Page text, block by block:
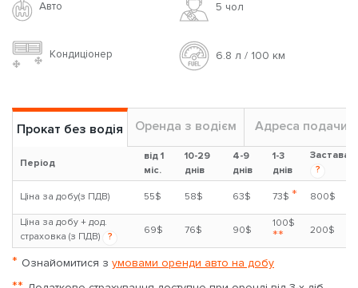
Авто 5 чoл
Кондиціонер 6.8 л / 100 км
Прокат без водія Оренда з водієм Адреса подачи
Період
від 1
міс.
10-29
днів
4-9
днів
1-3
днів
Застава
?
Ціна за добу(з ПДВ) 55$ 58$ 63$ 73$ * 800$
Ціна за добу + дод.
страховка (з ПДВ)
?
69$ 76$ 90$
100$
** 200$
* Ознайомитися з умовами оренди авто на добу